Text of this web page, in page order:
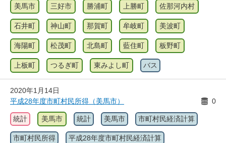
美馬市 三好市 勝浦町 上勝町 佐那河内村
石井町 神山町 那賀町 牟岐町 美波町
海陽町 松茂町 北島町 藍住町 板野町
上板町 つるぎ町 東みよし町 バス
2020年1月14日
平成28年度市町村民所得（美馬市）
0
統計 美馬市 統計 美馬市 市町村民経済計算
市町村民所得 平成28年度市町村民経済計算